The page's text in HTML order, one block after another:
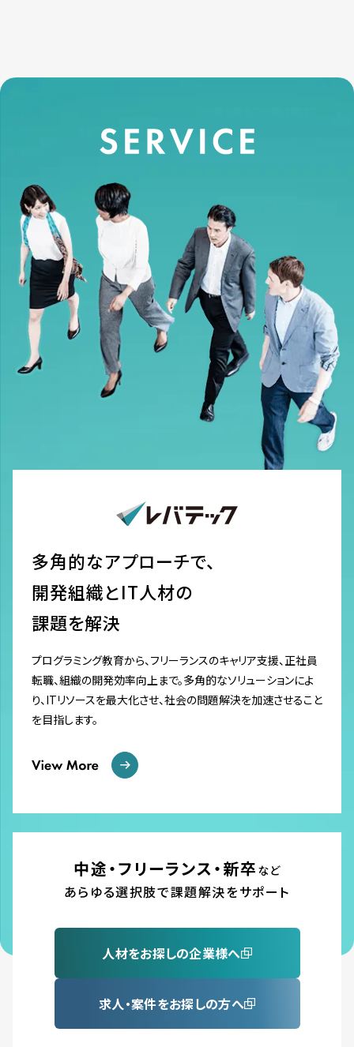
多角的なアプローチで、
開発組織とIT人材の
課題を解決
プログラミング教育から、フリーランスのキャリア支援、正社員
転職、組織の開発効率向上まで。多角的なソリューションによ
り、ITリソースを最大化させ、社会の問題解決を加速させること
を目指します。
中途・フリーランス・新卒 など
あらゆる選択肢で課題解決をサポート
人材をお探しの企業様へ
求人・案件をお探しの方へ